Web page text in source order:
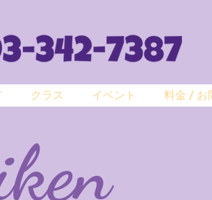
クラス イベント 料金 / お